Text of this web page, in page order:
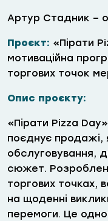
Артур Стадник –
Проєкт: «Пірати
мотиваційна
торгових точок
Опис проєкту:
«Пірати Pizza Day»
поєднує продажі,
обслуговування,
сюжет.
торгових точках,
на щоденні
перемоги. Це